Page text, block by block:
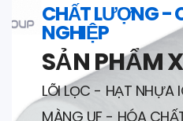
CHẤT LƯỢNG -
NGHIỆP
SẢN PHẨM
LÕI LỌC - HẠT
MÀNG UF - HÓA